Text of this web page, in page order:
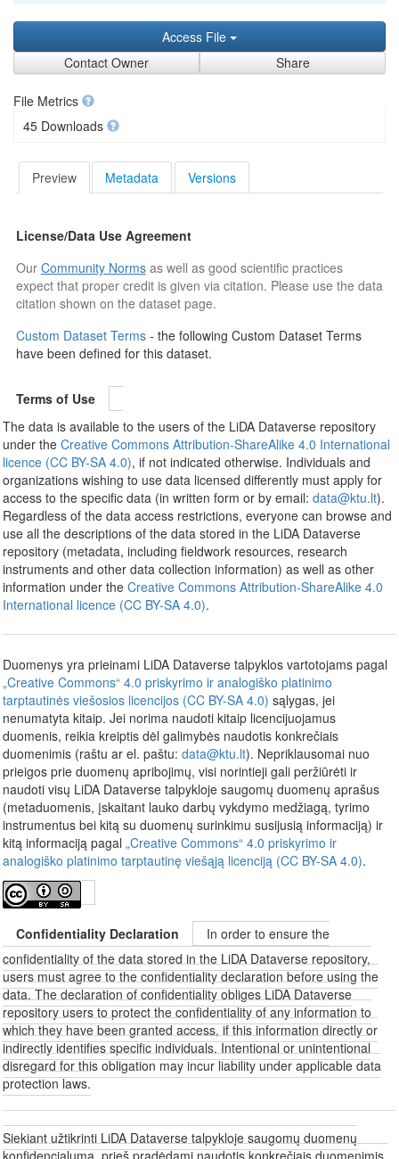
Access File
Contact Owner
Share
File Metrics
45 Downloads
Preview Metadata Versions
License/Data Use Agreement
Our Community Normsas well as good scientific practices
expect that proper credit is given via citation. Please use the data
citation shown on the dataset page.
Custom Dataset Terms - the following Custom Dataset Terms
have been defined for this dataset.
Terms of Use
The data is available to the users of the LiDA Dataverse repository
under the Creative Commons Attribution-ShareAlike 4.0 International
licence (CC BY-SA 4.0), if not indicated otherwise. Individuals and
organizations wishing to use data licensed differently must apply for
access to the specific data (in written form or by email: data@ktu.lt).
Regardless of the data access restrictions, everyone can browse and
use all the descriptions of the data stored in the LiDA Dataverse
repository (metadata, including fieldwork resources, research
instruments and other data collection information) as well as other
information under the Creative Commons Attribution-ShareAlike 4.0
International licence (CC BY-SA 4.0).
Duomenys yra prieinami LiDA Dataverse talpyklos vartotojams pagal
„Creative Commons“ 4.0 priskyrimo ir analogiško platinimo
tarptautinės viešosios licencijos (CC BY-SA 4.0) sąlygas, jei
nenumatyta kitaip. Jei norima naudoti kitaip licencijuojamus
duomenis, reikia kreiptis dėl galimybės naudotis konkrečiais
duomenimis (raštu ar el. paštu: data@ktu.lt). Nepriklausomai nuo
prieigos prie duomenų apribojimų, visi norintieji gali peržiūrėti ir
naudoti visų LiDA Dataverse talpykloje saugomų duomenų aprašus
(metaduomenis, įskaitant lauko darbų vykdymo medžiagą, tyrimo
instrumentus bei kitą su duomenų surinkimu susijusią informaciją) ir
kitą informaciją pagal „Creative Commons“ 4.0 priskyrimo ir
analogiško platinimo tarptautinę viešąją licenciją (CC BY-SA 4.0).
Confidentiality Declaration
In order to ensure the
confidentiality of the data stored in the LiDA Dataverse repository,
users must agree to the confidentiality declaration before using the
data. The declaration of confidentiality obliges LiDA Dataverse
repository users to protect the confidentiality of any information to
which they have been granted access, if this information directly or
indirectly identifies specific individuals. Intentional or unintentional
disregard for this obligation may incur liability under applicable data
protection laws.
Siekiant užtikrinti LiDA Dataverse talpykloje saugomų duomenų
konfidencialumą, prieš pradėdami naudotis konkrečiais duomenimis,